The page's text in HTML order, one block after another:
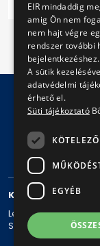
Impresszum
Adatvédelmi
KAPCSOLAT
Levelezési cím: 1980
Székhely: 1980
EIR mindaddig
amig Ön nem
nem hajt végre
rendszer további
bejelentkezéshez.
A sütik
adatvédelmi
érhető el.
Süti tájékoztató
EGYÉB